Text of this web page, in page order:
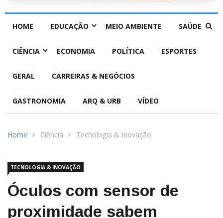
HOME EDUCAÇÃO MEIO AMBIENTE SAÚDE
CIÊNCIA ECONOMIA POLÍTICA ESPORTES
GERAL CARREIRAS & NEGÓCIOS
GASTRONOMIA ARQ & URB VÍDEO
Home Ciência Tecnologia & Inovação
TECNOLOGIA & INOVAÇÃO
Óculos com sensor de
proximidade sabem